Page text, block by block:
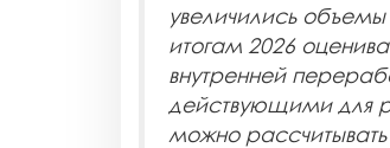
увеличились
итогам 2026
внутренней
действующими для
можно